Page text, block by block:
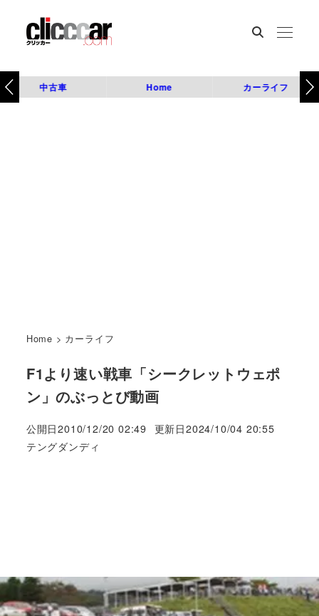
中古車 Home カーライフ
Home > カーライフ
F1より速い戦車「シークレットウェポ
ン」のぶっとび動画
公開日2010/12/20 02:49 更新日2024/10/04 20:55
著
テングダンディ